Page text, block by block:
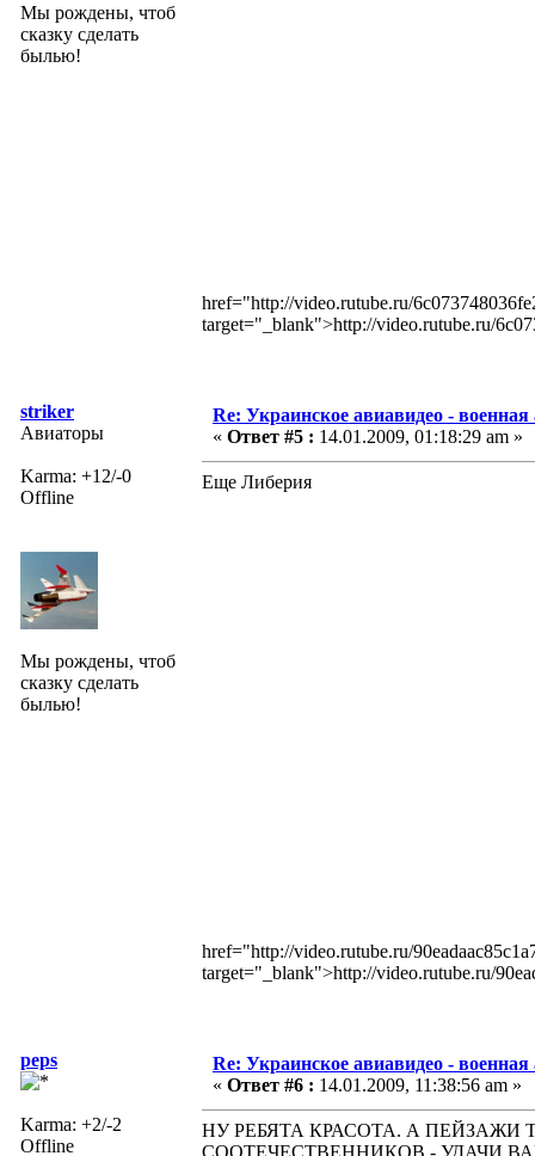
Мы рождены, чтоб
сказку сделать
былью!
href="http://video.rutube.ru/
target="_blank">http://video.rutube.ru/
striker
Авиаторы
Karma: +12/-0
Offline
Мы рождены, чтоб
сказку сделать
былью!
Re: Украинское авиавидео -
« Ответ #5 : 14.01.2009, 01:18:29 am »
Еще Либерия
href="http://video.rutube.ru/
target="_blank">http://video.rutube.ru/
peps
Karma: +2/-2
Offline
Re: Украинское авиавидео -
« Ответ #6 : 14.01.2009, 11:38:56 am »
НУ РЕБЯТА КРАСОТА. А
СООТЕЧЕСТВЕННИКОВ - УДАЧИ